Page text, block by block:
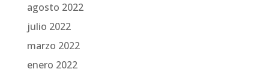
agosto 2022
julio 2022
marzo 2022
enero 2022